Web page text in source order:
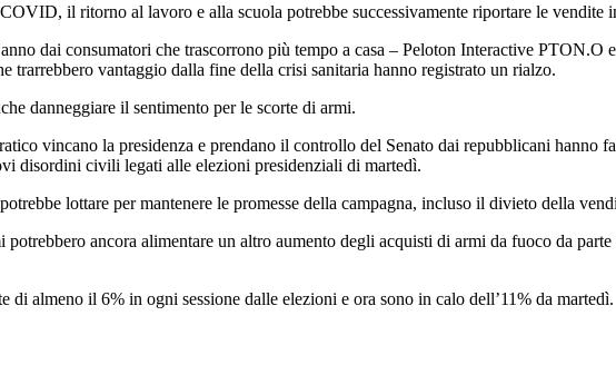
il ritorno al lavoro e alla scuola potrebbe successivamente riportare le vendite
dai consumatori che trascorrono più tempo a casa – Peloton Interactive
trarrebbero vantaggio dalla fine della crisi sanitaria hanno registrato un rialzo.
danneggiare il sentimento per le scorte di armi.
vincano la presidenza e prendano il controllo del Senato dai repubblicani hanno
disordini civili legati alle elezioni presidenziali di martedì.
lottare per mantenere le promesse della campagna, incluso il divieto della
ancora alimentare un altro aumento degli acquisti di armi da fuoco da
almeno il 6% in ogni sessione dalle elezioni e ora sono in calo dell’11% da martedì.